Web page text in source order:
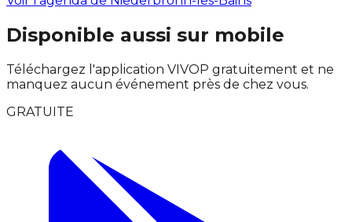
Disponible aussi sur mobile
Téléchargez l'application VIVOP gratuitement et ne
manquez aucun événement près de chez vous.
GRATUITE